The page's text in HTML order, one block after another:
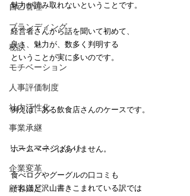
自己管理
ブランディング
秘訣
モチベーション
人事評価制度
社内活性化
事業承継
リスクマネジメント
企業変革
顧客満足
魅力が読み取れないということです。
経営者さんから話を聞いて初めて、
良さ、魅力が、数多く判明する
ということが実に多いのです。
例えば、ある飲食店さんのケースです。
ホームページはありません。
食べログやグーグルの口コミも
それほど沢山書きこまれている訳では